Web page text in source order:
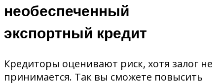
необеспеченный
экспортный кредит
Кредиторы оценивают риск, хотя залог не
принимается. Так вы сможете повысить